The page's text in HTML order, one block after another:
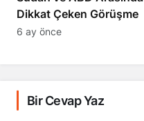
Dikkat Çeken Görüşme
6 ay önce
Bir Cevap Yaz